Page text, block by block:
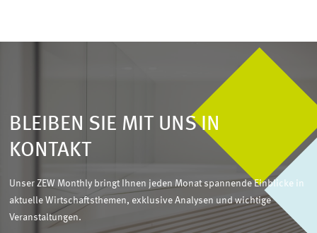
BLEIBEN SIE MIT UNS IN
KONTAKT
Unser ZEW Monthly bringt Ihnen jeden Monat spannende Einblicke in
aktuelle Wirtschaftsthemen, exklusive Analysen und wichtige
Veranstaltungen.